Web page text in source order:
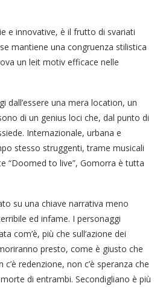
e innovative, è il frutto di svariati
mantiene una congruenza stilistica
un leit motiv efficace nelle
dall’essere una mera location, un
di un genius loci che, dal punto di
Internazionale, urbana e
stesso struggenti, trame musicali
“Doomed to live”, Gomorra è tutta
su una chiave narrativa meno
ed infame. I personaggi
com’è, più che sull’azione dei
presto, come è giusto che
redenzione, non c’è speranza che
di entrambi. Secondigliano è più